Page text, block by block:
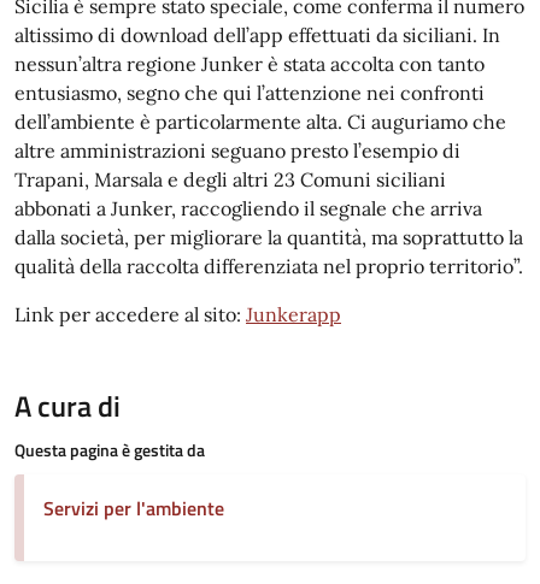
Sicilia è sempre stato speciale, come conferma il numero
altissimo di download dell’app effettuati da siciliani. In
nessun’altra regione Junker è stata accolta con tanto
entusiasmo, segno che qui l’attenzione nei confronti
dell’ambiente è particolarmente alta. Ci auguriamo che
altre amministrazioni seguano presto l’esempio di
Trapani, Marsala e degli altri 23 Comuni siciliani
abbonati a Junker, raccogliendo il segnale che arriva
dalla società, per migliorare la quantità, ma soprattutto la
qualità della raccolta differenziata nel proprio territorio”.
Link per accedere al sito: Junkerapp
A cura di
Questa pagina è gestita da
Servizi per l'ambiente